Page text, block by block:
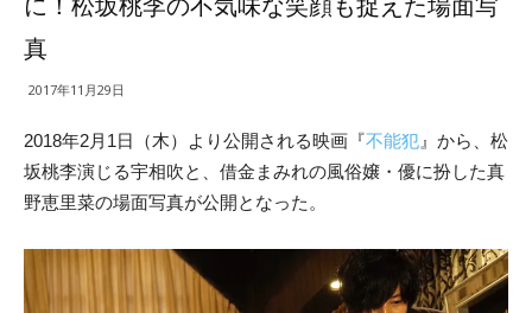
に！松坂桃李の不気味な笑顔も捉えた場面写
真
2017年11月29日
2018年2月1日（木）より公開される映画『不能犯 』から、松
坂桃李演じる宇相吹と、借金まみれの風俗嬢・優に扮した真
野恵里菜の場面写真が公開となった。